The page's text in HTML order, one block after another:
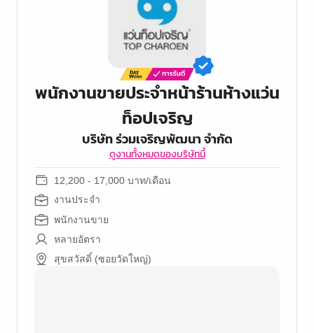
พนักงานขายประจำหน้าร้านห้างแว่น
ท็อปเจริญ
บริษัท ร่วมเจริญพัฒนา จำกัด
ดูงานทั้งหมดของบริษัทนี้
12,200 - 17,000 บาท/เดือน
งานประจำ
พนักงานขาย
หลายอัตรา
สุขสวัสดิ์ (ซอยวัดใหญ่)